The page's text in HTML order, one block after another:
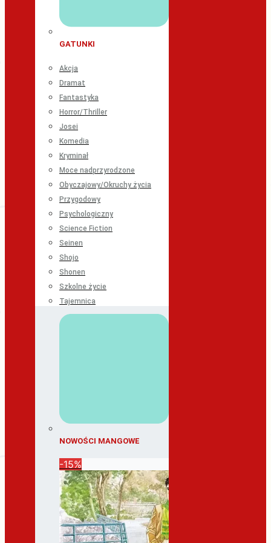
GATUNKI
Akcja
Dramat
Fantastyka
Horror/Thriller
Josei
Komedia
Kryminał
Moce nadprzyrodzone
Obyczajowy/Okruchy życia
Przygodowy
Psychologiczny
Science Fiction
Seinen
Shojo
Shonen
Szkolne życie
Tajemnica
NOWOŚCI MANGOWE
-15%